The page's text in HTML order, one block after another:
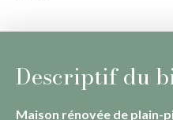
Descriptif du
Maison rénovée de plain-